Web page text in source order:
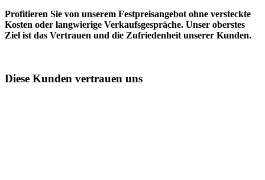
Profitieren Sie von unserem Festpreisangebot ohne versteckte
Kosten oder langwierige Verkaufsgespräche. Unser oberstes
Ziel ist das Vertrauen und die Zufriedenheit unserer Kunden.
Diese Kunden vertrauen uns